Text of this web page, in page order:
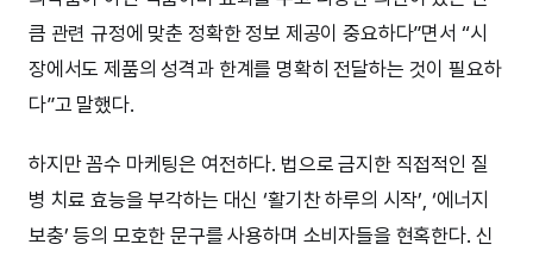
큼 관련 규정에 맞춘 정확한 정보 제공이 중요하다”면서 “시
장에서도 제품의 성격과 한계를 명확히 전달하는 것이 필요하
다”고 말했다.
하지만 꼼수 마케팅은 여전하다. 법으로 금지한 직접적인 질
병 치료 효능을 부각하는 대신 ‘활기찬 하루의 시작’, ‘에너지
보충’ 등의 모호한 문구를 사용하며 소비자들을 현혹한다. 신